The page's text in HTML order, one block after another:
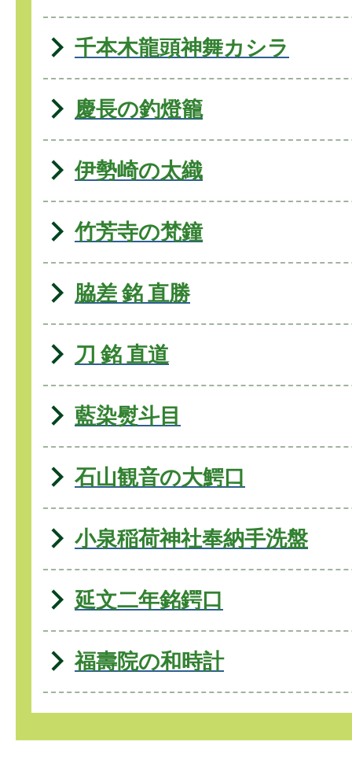
千本木龍頭神舞カシラ
慶長の釣燈籠
伊勢崎の太織
竹芳寺の梵鐘
脇差 銘 直勝
刀 銘 直道
藍染熨斗目
石山観音の大鰐口
小泉稲荷神社奉納手洗盤
延文二年銘鍔口
福壽院の和時計